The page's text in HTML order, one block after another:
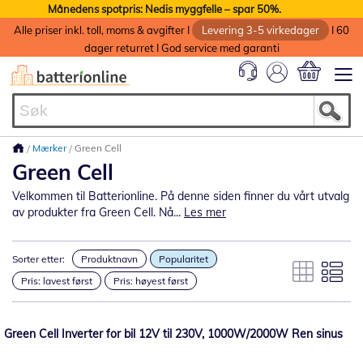
Månedens spotpris: Nedis myggfelle – spar 50%.
Alle priser inkl. toll, moms & avgifter I
Levering 3-5 virkedager
I 60
dager returret I God service med garanti
Mærker Green Cell
Green Cell
Velkommen til Batterionline. På denne siden finner du vårt utvalg
av produkter fra Green Cell. Nå... Les mer
Sorter etter: Produktnavn
Popularitet
Pris: lavest først
Pris: høyest først
Green Cell Inverter for bil 12V til 230V, 1000W/2000W Ren sinus